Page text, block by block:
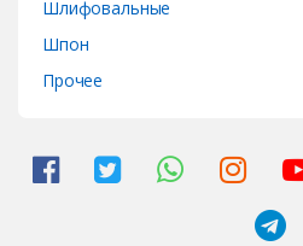
Шлифовальные
Шпон
Прочее